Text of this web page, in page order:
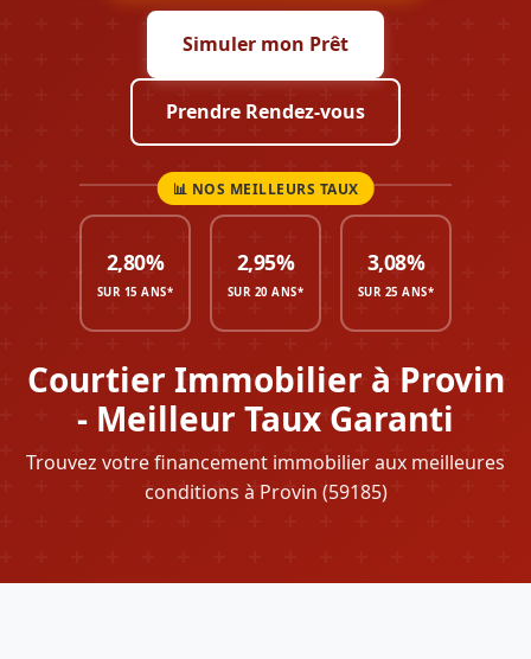
Courtier Immobilier à Provin
- Meilleur Taux Garanti
Trouvez votre financement immobilier aux meilleures
conditions à Provin (59185)
Simuler mon Prêt
Prendre Rendez-vous
2,80%
SUR 15 ANS*
2,95%
SUR 20 ANS*
3,08%
SUR 25 ANS*